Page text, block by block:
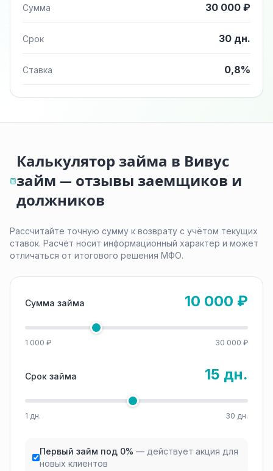
Сумма 30 000 ₽
Срок 30 дн.
Ставка 0,8%
Калькулятор займа в Вивус
займ — отзывы заемщиков и
должников
Рассчитайте точную сумму к возврату с учётом текущих
ставок. Расчёт носит информационный характер и может
отличаться от итогового решения МФО.
Сумма займа 10 000 ₽
1 000 ₽ 30 000 ₽
Срок займа 15 дн.
1 дн. 30 дн.
Первый займ под 0% — действует акция для
новых клиентов